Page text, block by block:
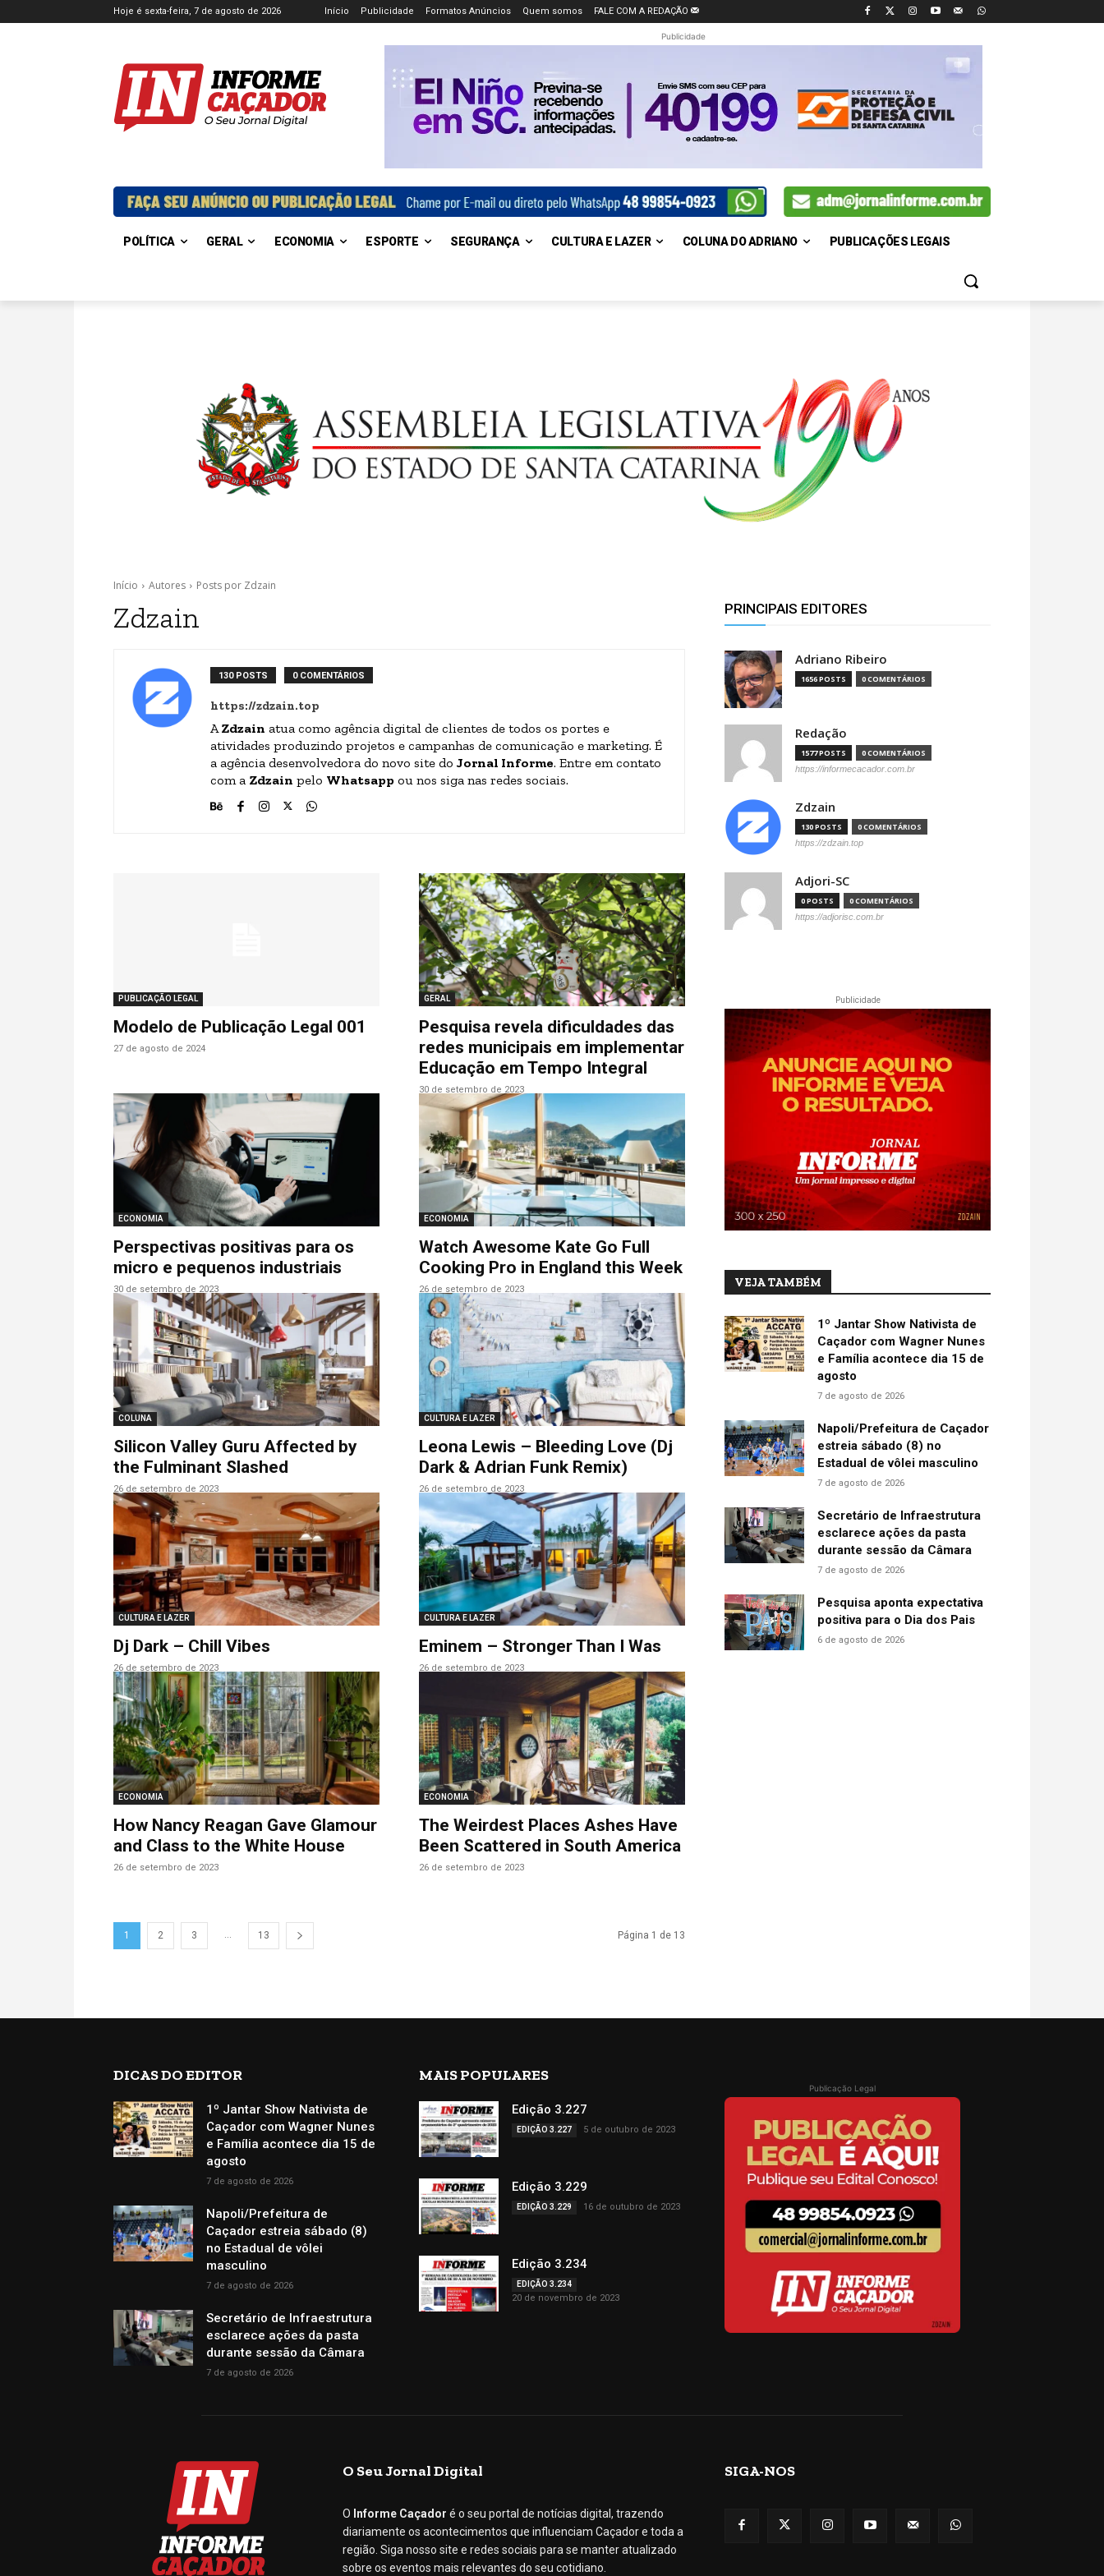
Hoje é sexta-feira, 7 de agosto de 2026 Início Publicidade Formatos Anúncios Quem somos FALE COM A REDAÇÃO
Publicidade
POLÍTICA GERAL ECONOMIA ESPORTE SEGURANÇA CULTURA E LAZER COLUNA DO ADRIANO PUBLICAÇÕES LEGAIS
Início Autores Posts por Zdzain
Zdzain
130 POSTS 0 COMENTÁRIOS
https://zdzain.top
AZdzain atua como agência digital de clientes de todos os portes e
atividades produzindo projetos e campanhas de comunicação e marketing. É
a agência desenvolvedora do novo site doJornal Informe. Entre em contato
com a Zdzain pelo Whatsapp ou nos siga nas redes sociais.
PUBLICAÇÃO LEGAL
Modelo de Publicação Legal 001
27 de agosto de 2024
GERAL
Pesquisa revela dificuldades das
redes municipais em implementar
Educação em Tempo Integral
30 de setembro de 2023
ECONOMIA
Perspectivas positivas para os
micro e pequenos industriais
30 de setembro de 2023
ECONOMIA
Watch Awesome Kate Go Full
Cooking Pro in England this Week
26 de setembro de 2023
COLUNA
Silicon Valley Guru Affected by
the Fulminant Slashed
26 de setembro de 2023
CULTURA E LAZER
Leona Lewis – Bleeding Love (Dj
Dark & Adrian Funk Remix)
26 de setembro de 2023
CULTURA E LAZER
Dj Dark – Chill Vibes
26 de setembro de 2023
CULTURA E LAZER
Eminem – Stronger Than I Was
26 de setembro de 2023
ECONOMIA
How Nancy Reagan Gave Glamour
and Class to the White House
26 de setembro de 2023
ECONOMIA
The Weirdest Places Ashes Have
Been Scattered in South America
26 de setembro de 2023
1 2 3 ... 13 Página 1 de 13
PRINCIPAIS EDITORES
Adriano Ribeiro
1656 POSTS 0 COMENTÁRIOS
Redação
1577 POSTS 0 COMENTÁRIOS
https://informecacador.com.br
Zdzain
130 POSTS 0 COMENTÁRIOS
https://zdzain.top
Adjori-SC
0 POSTS 0 COMENTÁRIOS
https://adjorisc.com.br
Publicidade
VEJA TAMBÉM
1º Jantar Show Nativista de
Caçador com Wagner Nunes
e Família acontece dia 15 de
agosto
7 de agosto de 2026
Napoli/Prefeitura de Caçador
estreia sábado (8) no
Estadual de vôlei masculino
7 de agosto de 2026
Secretário de Infraestrutura
esclarece ações da pasta
durante sessão da Câmara
7 de agosto de 2026
Pesquisa aponta expectativa
positiva para o Dia dos Pais
6 de agosto de 2026
DICAS DO EDITOR
1º Jantar Show Nativista de
Caçador com Wagner Nunes
e Família acontece dia 15 de
agosto
7 de agosto de 2026
Napoli/Prefeitura de
Caçador estreia sábado (8)
no Estadual de vôlei
masculino
7 de agosto de 2026
Secretário de Infraestrutura
esclarece ações da pasta
durante sessão da Câmara
7 de agosto de 2026
MAIS POPULARES
Edição 3.227
EDIÇÃO 3.227 5 de outubro de 2023
Edição 3.229
EDIÇÃO 3.229 16 de outubro de 2023
Edição 3.234
EDIÇÃO 3.234
20 de novembro de 2023
Publicação Legal
O Seu Jornal Digital
O Informe Caçador é o seu portal de notícias digital, trazendo
diariamente os acontecimentos que influenciam Caçador e toda a
região. Siga nosso site e redes sociais para se manter atualizado
sobre os eventos mais relevantes do seu cotidiano.
SIGA-NOS